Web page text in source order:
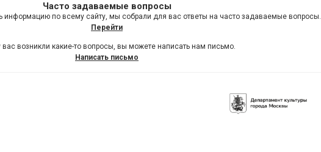
Часто задаваемые вопросы
информацию по всему сайту, мы собрали для вас ответы на часто задаваемые вопросы.
Перейти
вас возникли какие-то вопросы, вы можете написать нам письмо.
Написать письмо